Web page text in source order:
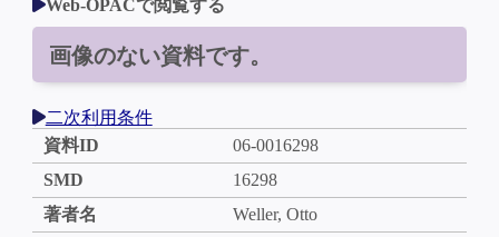
Web-OPACで閲覧する
画像のない資料です。
二次利用条件
資料ID
06-0016298
SMD
16298
著者名
Weller, Otto